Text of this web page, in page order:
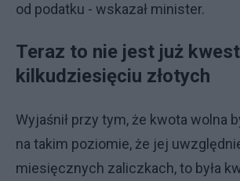
od podatku - wskazał minister.
Teraz to nie jest już
kilkudziesięciu złotych
Wyjaśnił przy tym, że kwota wolna
na takim poziomie, że jej
miesięcznych zaliczkach, to była